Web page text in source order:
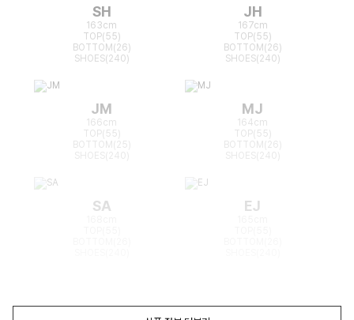
SH
163cm
TOP(55)
BOTTOM(26)
SHOES(240)
JH
167cm
TOP(55)
BOTTOM(26)
SHOES(240)
JM
166cm
TOP(55)
BOTTOM(25)
MJ
164cm
TOP(55)
BOTTOM(26)
SA EJ